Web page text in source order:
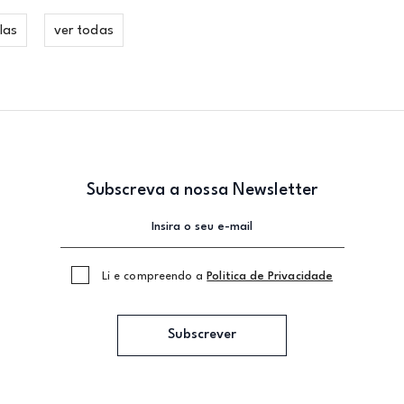
ver todas
Subscreva a nossa Newsletter
Li e compreendo a Politica de Privacidade
Subscrever